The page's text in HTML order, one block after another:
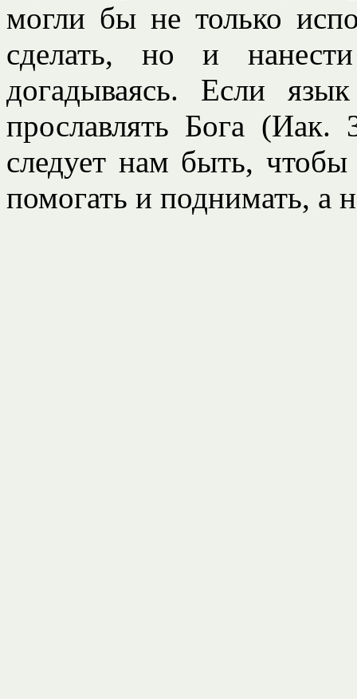
могли бы не только
сделать, но и
догадываясь. Если
прославлять Бога
следует нам быть,
помогать и поднимать, а